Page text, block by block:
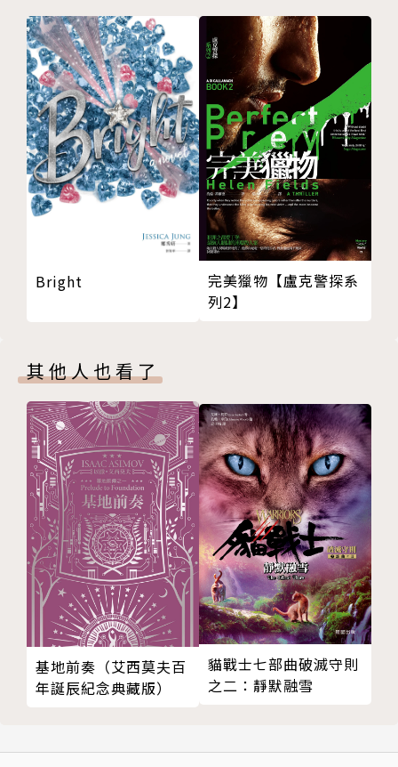
我們對於西洋近代文明的態度
漫遊的感想
請大家來照照鏡子
第四組
建設的文學革命論
《嘗試集》自序
文學進化觀念
國語的進化
文學革命運動
《國學季刋》發刋宣言
【附記】初稿曾附錄《寄蝸殘贅》一則
【附錄一】 跋「《紅樓夢》考證」
【附錄二】 考證《紅樓夢》的新材料
治學的方法與材料
Bright
完美獵物【盧克警探系
列2】
其他人也看了
基地前奏（艾西莫夫百
年誕辰紀念典藏版）
貓戰士七部曲破滅守則
之二：靜默融雪